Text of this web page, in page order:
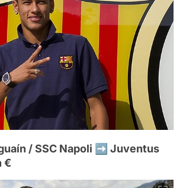
/ SSC Napoli ➡️ Juventus
€